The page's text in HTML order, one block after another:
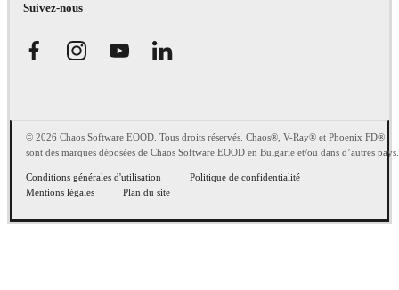
Suivez-nous
© 2026 Chaos Software EOOD. Tous droits réservés. Chaos®, V-Ray® et Phoenix FD®
sont des marques déposées de Chaos Software EOOD en Bulgarie et/ou dans d’autres pays.
Conditions générales d'utilisation
Politique de confidentialité
Mentions légales
Plan du site